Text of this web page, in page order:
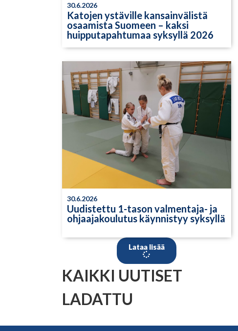
30.6.2026
Katojen ystäville kansainvälistä
osaamista Suomeen – kaksi
huipputapahtumaa syksyllä 2026
30.6.2026
Uudistettu 1-tason valmentaja- ja
ohjaajakoulutus käynnistyy syksyllä
Lataa lisää
KAIKKI UUTISET
LADATTU